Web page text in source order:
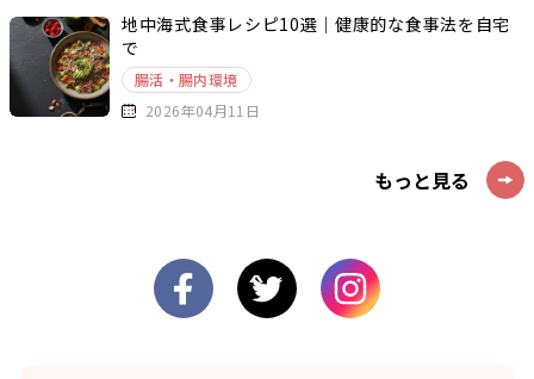
地中海式食事レシピ10選｜健康的な食事法を自宅
で
腸活・腸内環境
2026年04月11日
もっと見る